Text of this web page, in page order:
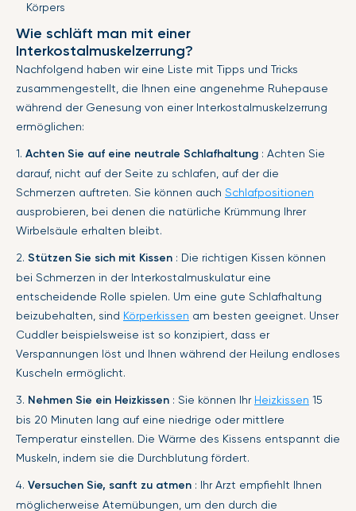
Körpers
Wie schläft man mit einer
Interkostalmuskelzerrung?
Nachfolgend haben wir eine Liste mit Tipps und Tricks
zusammengestellt, die Ihnen eine angenehme Ruhepause
während der Genesung von einer Interkostalmuskelzerrung
ermöglichen:
1. Achten Sie auf eine neutrale Schlafhaltung : Achten Sie
darauf, nicht auf der Seite zu schlafen, auf der die
Schmerzen auftreten. Sie können auch Schlafpositionen
ausprobieren, bei denen die natürliche Krümmung Ihrer
Wirbelsäule erhalten bleibt.
2. Stützen Sie sich mit Kissen : Die richtigen Kissen können
bei Schmerzen in der Interkostalmuskulatur eine
entscheidende Rolle spielen. Um eine gute Schlafhaltung
beizubehalten, sind Körperkissen am besten geeignet. Unser
Cuddler beispielsweise ist so konzipiert, dass er
Verspannungen löst und Ihnen während der Heilung endloses
Kuscheln ermöglicht.
3. Nehmen Sie ein Heizkissen : Sie können Ihr Heizkissen 15
bis 20 Minuten lang auf eine niedrige oder mittlere
Temperatur einstellen. Die Wärme des Kissens entspannt die
Muskeln, indem sie die Durchblutung fördert.
4. Versuchen Sie, sanft zu atmen : Ihr Arzt empfiehlt Ihnen
möglicherweise Atemübungen, um den durch die